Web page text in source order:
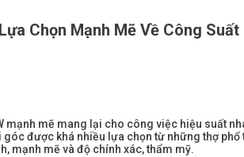
Chọn Mạnh Mẽ Về Công Suất
mạnh mẽ mang lại cho công việc hiệu suất
được khá nhiều lựa chọn từ những thợ
mạnh mẽ và độ chính xác, thẩm mỹ.